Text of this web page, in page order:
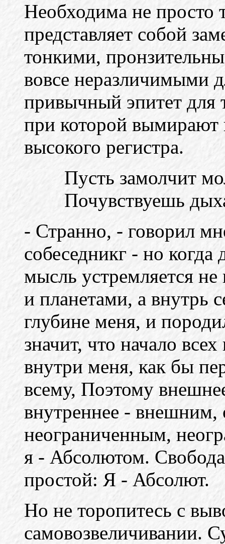
Необходима не просто
представляет собой
тонкими,
вовсе неразличимыми
привычный эпитет для
при которой вымирают
высокого регистра.
Пусть замолчит
Почувствуешь
- Странно, - говорил
собеседникг - но
мысль устремляется
и планетами, а внутрь
глубине меня, и
значит, что начало
внутри меня, как бы
всему, Поэтому
внутреннее - внешним,
неограниченным,
я - Абсолютом.
простой: Я - Абсолют.
Но не торопитесь с
самовозвеличивании.